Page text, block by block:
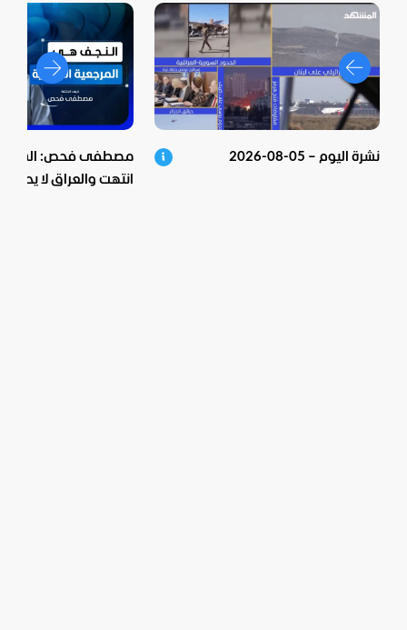
نشرة اليوم – 05-08-2026
مصطفى فحص: الشيعية
انتهت والعراق لا يحكم